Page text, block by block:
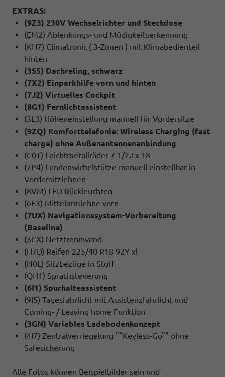
EXTRAS:
(9Z3) 230V Wechselrichter und Steckdose
(EM2) Ablenkungs- und Müdigkeitserkennung
(KH7) Climatronic ( 3-Zonen ) mit Klimabedienteil
hinten
(3S5) Dachreling, schwarz
(7X2) Einparkhilfe vorn und hinten
(7J2) Virtuelles Cockpit
(8G1) Fernlichtassistent
(3L3) Höheneinstellung manuell für Vordersitze
(9ZQ) Komforttelefonie: Wireless Charging (fast
charge) ohne Außenantennenanbindung
(C0T) Leichtmetallräder 7 1/2J x 18
(7P4) Lendenwirbelstütze manuell einstellbar in
Vordersitzlehnen
(8VM) LED Rückleuchten
(6E3) Mittelarmlehne vorn
(7UX) Navigationssystem-Vorbereitung
(Baseline)
(3CX) Netztrennwand
(H7D) Reifen 225/40 R18 92Y xl
(N0L) Sitzbezüge in Stoff
(QH1) Sprachsteuerung
(6I1) Spurhalteassistent
(9I5) Tagesfahrlicht mit Assistenzfahrlicht und
Coming- / Leaving home Funktion
(3GN) Variables Ladebodenkonzept
(4I7) Zentralverriegelung ""Keyless-Go"" ohne
Safesicherung
Alle Fotos können Beispielbilder sein und